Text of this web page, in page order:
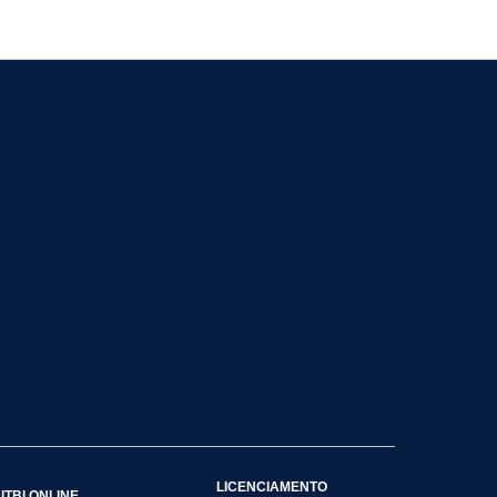
LICENCIAMENTO